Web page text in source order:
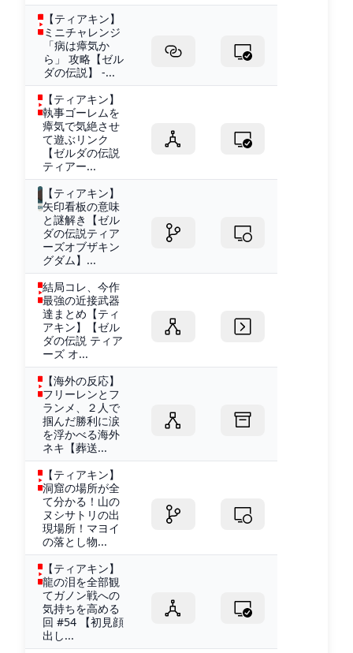
【ティアキン】
ミニチャレンジ
「病は瘴気か
ら」 攻略【ゼル
ダの伝説】 -...
【ティアキン】
執事ゴーレムを
瘴気で気絶させ
て遊ぶリンク
【ゼルダの伝説
ティアー...
【ティアキン】
矢印看板の意味
と謎解き【ゼル
ダの伝説ティア
ーズオブザキン
グダム】...
結局コレ、今作
最強の近接武器
達まとめ【ティ
アキン】【ゼル
ダの伝説 ティア
ーズ オ...
【海外の反応】
フリーレンとフ
ランメ、２人で
掴んだ勝利に涙
を浮かべる海外
ネキ【葬送...
【ティアキン】
洞窟の場所が全
て分かる！山の
ヌシサトリの出
現場所！マヨイ
の落とし物...
【ティアキン】
龍の泪を全部観
てガノン戦への
気持ちを高める
回 #54 【初見顔
出し...